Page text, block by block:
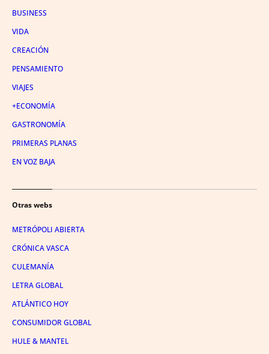
BUSINESS
VIDA
CREACIÓN
PENSAMIENTO
VIAJES
+ECONOMÍA
GASTRONOMÍA
PRIMERAS PLANAS
EN VOZ BAJA
Otras webs
METRÓPOLI ABIERTA
CRÓNICA VASCA
CULEMANÍA
LETRA GLOBAL
ATLÁNTICO HOY
CONSUMIDOR GLOBAL
HULE & MANTEL